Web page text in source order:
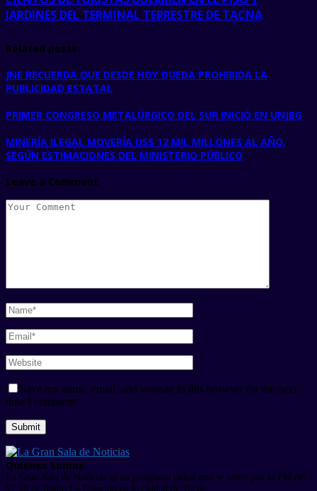
JARDINES DEL TERMINAL TERRESTRE DE TACNA
Related posts
JNE RECUERDA QUE DESDE HOY QUEDA PROHIBIDA LA
PUBLICIDAD ESTATAL
PRIMER CONGRESO METALÚRGICO DEL SUR INICIÓ EN UNJBG
MINERÍA ILEGAL MOVERÍA US$ 12 MIL MILLONES AL AÑO,
SEGÚN ESTIMACIONES DEL MINISTERIO PÚBLICO
Leave a Comment
Save my name, email, and website in this browser for the next
time I comment.
Quienes Somos
La Gran Sala de Noticias es un programa radial que se emite por la FM del
97.10 de Radio La Estación en la ciudad de Tacna.